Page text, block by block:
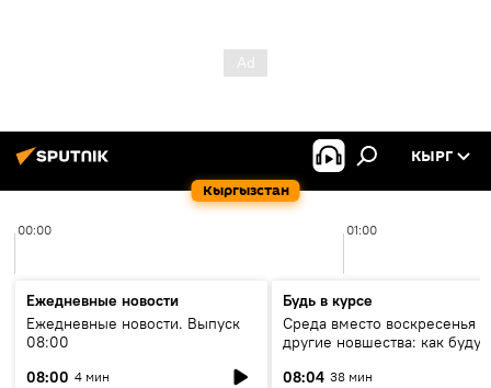
Кыргызстан
КЫРГ
00:00 01:00
Ежедневные новости
Ежедневные новости. Выпуск
08:00
08:00 4 мин
Будь в курсе
Среда вместо воскресенья и
другие новшества: как будут
08:04 38 мин